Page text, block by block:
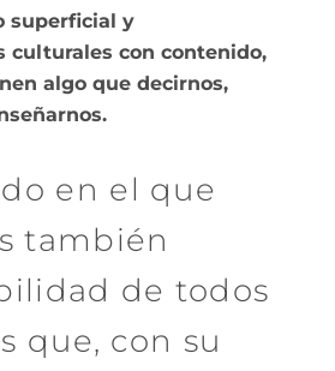
superficial y
culturales con contenido,
algo que decirnos,
en el que
también
de todos
que, con su